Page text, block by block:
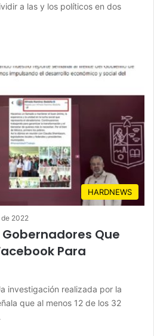
a las y los políticos en dos
HARDNEWS
de 2022
Gobernadores Que
Para
investigación realizada por la
que al menos 12 de los 32